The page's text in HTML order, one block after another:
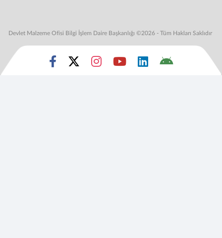
Devlet Malzeme Ofisi Bilgi İşlem Daire Başkanlığı ©2026 - Tüm Hakları Saklıdır